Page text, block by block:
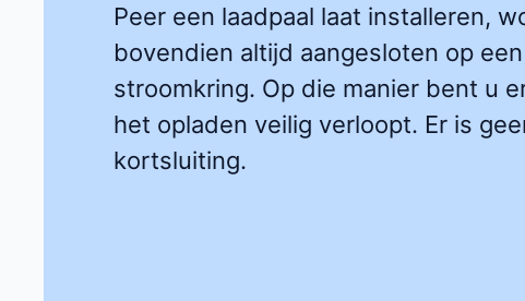
Peer een laadpaal laat installeren,
bovendien altijd aangesloten op
stroomkring. Op die manier bent u
het opladen veilig verloopt. Er is
kortsluiting.